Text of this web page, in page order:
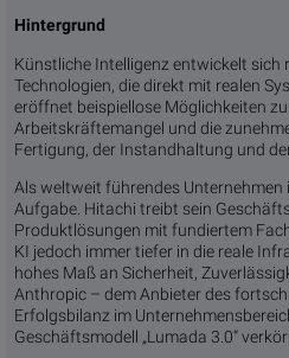
Hintergrund
Künstliche Intelligenz entwickelt sich
Technologien, die direkt mit realen
eröffnet beispiellose Möglichkeiten
Arbeitskräftemangel und die
Fertigung, der Instandhaltung und
Als weltweit führendes
Aufgabe. Hitachi treibt sein
Produktlösungen mit fundiertem
KI jedoch immer tiefer in die reale
hohes Maß an Sicherheit,
Anthropic – dem Anbieter des
Erfolgsbilanz im
Geschäftsmodell „Lumada 3.0“